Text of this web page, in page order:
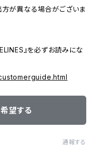
方が異なる場合がございま
』を必ずお読みにな
望する
通報する